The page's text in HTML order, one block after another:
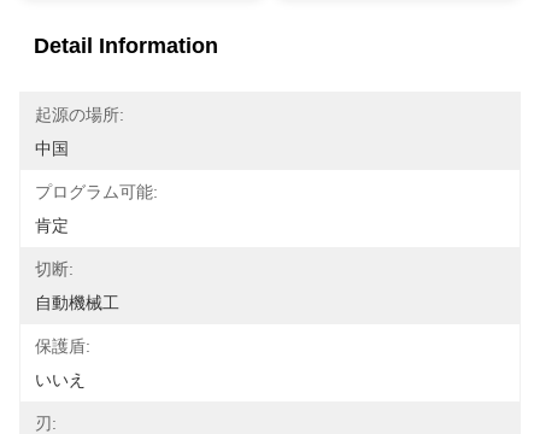
Detail Information
起源の場所:
中国
プログラム可能:
肯定
切断:
自動機械工
保護盾:
いいえ
刃: